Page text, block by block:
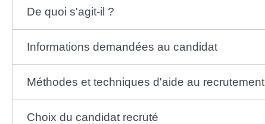
De quoi s'agit-il ?
Informations demandées au candidat
Méthodes et techniques d'aide au recrutement
Choix du candidat recruté